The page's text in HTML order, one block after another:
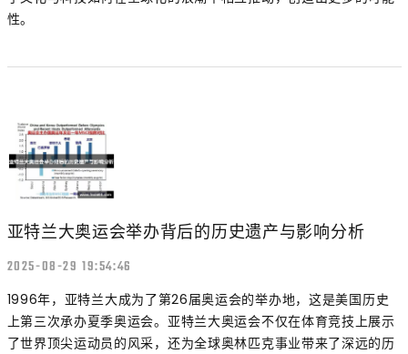
性。
亚特兰大奥运会举办背后的历史遗产与影响分析
2025-08-29 19:54:46
1996年，亚特兰大成为了第26届奥运会的举办地，这是美国历史
上第三次承办夏季奥运会。亚特兰大奥运会不仅在体育竞技上展示
了世界顶尖运动员的风采，还为全球奥林匹克事业带来了深远的历